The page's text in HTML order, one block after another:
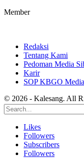
Member
Redaksi
Tentang Kami
Pedoman Media
Karir
SOP KBGO
© 2026 - Kalesang. All
Likes
Followers
Subscribers
Followers